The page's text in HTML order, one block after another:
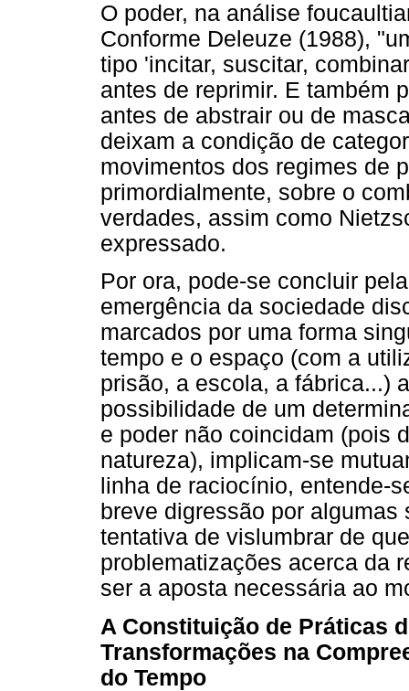
O poder, na análise
Conforme Deleuze (1988),
tipo 'incitar, suscitar,
antes de reprimir. E também
antes de abstrair ou de
deixam a condição de
movimentos dos regimes de
primordialmente, sobre o
verdades, assim como
expressado.
Por ora, pode-se concluir
emergência da sociedade
marcados por uma forma
tempo e o espaço (com a
prisão, a escola, a fábrica...)
possibilidade de um
e poder não coincidam (pois
natureza), implicam-se
linha de raciocínio, entende-
breve digressão por
tentativa de vislumbrar de
problematizações acerca da
ser a aposta necessária ao
A Constituição de Práticas
Transformações na
do Tempo